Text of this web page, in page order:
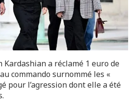
Kardashian a réclamé 1 euro de
commando surnommé les «
pour l’agression dont elle a été